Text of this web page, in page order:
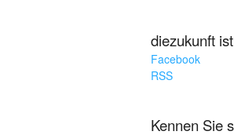
diezukunft
Facebook
RSS
Kennen Sie